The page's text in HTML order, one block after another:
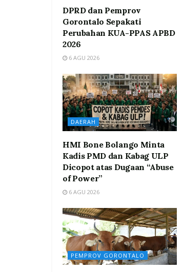
DPRD dan Pemprov
Gorontalo Sepakati
Perubahan KUA-PPAS APBD
2026
6 AGU 2026
DAERAH
HMI Bone Bolango Minta
Kadis PMD dan Kabag ULP
Dicopot atas Dugaan “Abuse
of Power”
6 AGU 2026
PEMPROV GORONTALO